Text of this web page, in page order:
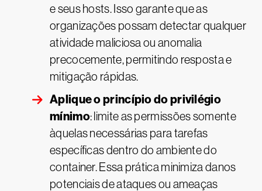
e seus hosts. Isso garante que as
organizações possam detectar qualquer
atividade maliciosa ou anomalia
precocemente, permitindo resposta e
mitigação rápidas.
Aplique o princípio do privilégio
mínimo: limite as permissões somente
àquelas necessárias para tarefas
específicas dentro do ambiente do
container. Essa prática minimiza danos
potenciais de ataques ou ameaças